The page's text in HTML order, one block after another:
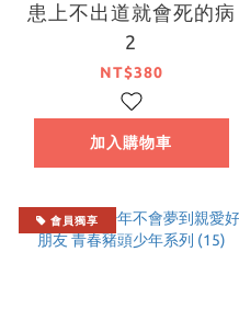
患上不出道就會死的病
2
NT$380
加入購物車
會員獨享